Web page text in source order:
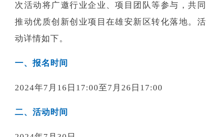
次活动将广邀行业企业、项目团队等参与，共同
推动优质创新创业项目在雄安新区转化落地。活
动详情如下。
一、报名时间
2024年7月16日17:00至7月26日17:00
二、活动时间